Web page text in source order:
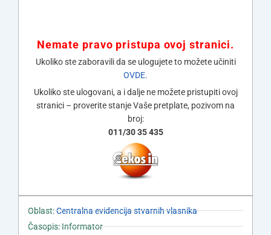
Nemate pravo pristupa ovoj stranici.
Ukoliko ste zaboravili da se ulogujete to možete učiniti
OVDE.
Ukoliko ste ulogovani, a i dalje ne možete pristupiti ovoj
stranici – proverite stanje Vaše pretplate, pozivom na
broj:
011/30 35 435
Oblast:Centralna evidencija stvarnih vlasnika
Časopis: Informator